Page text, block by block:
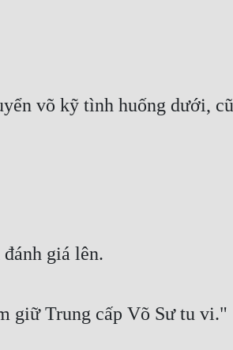
võ kỹ tình huống dưới,
giá lên.
giữ Trung cấp Võ Sư tu vi."